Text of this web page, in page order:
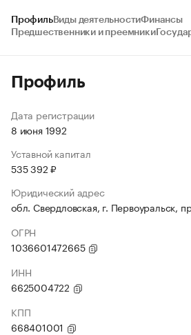
ПрофильВиды деятельностиФинансы
Предшественники и преемники
Профиль
Дата регистрации
8 июня 1992
Уставной капитал
535 392 ₽
Юридический адрес
обл. Свердловская, г. Первоуральск,
ОГРН
1036601472665
ИНН
6625004722
КПП
668401001